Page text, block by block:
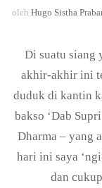
oleh Hugo Sistha
Di suatu siang
akhir-akhir ini
duduk di kantin
bakso ‘Dab
Dharma – yang
hari ini saya
dan